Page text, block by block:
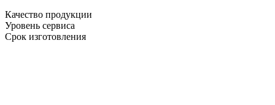
Качество продукции
Уровень сервиса
Срок изготовления